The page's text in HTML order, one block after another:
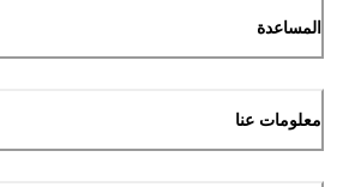
المساعدة
معلومات عنا